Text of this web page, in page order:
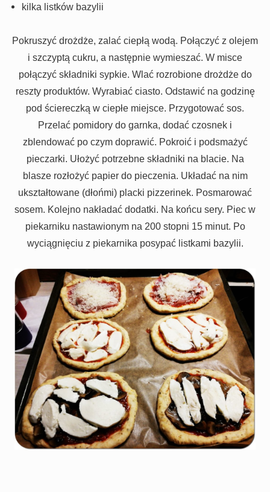
kilka listków bazylii
Pokruszyć drożdże, zalać ciepłą wodą. Połączyć z olejem
i szczyptą cukru, a następnie wymieszać. W misce
połączyć składniki sypkie. Wlać rozrobione drożdże do
reszty produktów. Wyrabiać ciasto. Odstawić na godzinę
pod ściereczką w ciepłe miejsce. Przygotować sos.
Przelać pomidory do garnka, dodać czosnek i
zblendować po czym doprawić. Pokroić i podsmażyć
pieczarki. Ułożyć potrzebne składniki na blacie. Na
blasze rozłożyć papier do pieczenia. Układać na nim
ukształtowane (dłońmi) placki pizzerinek. Posmarować
sosem. Kolejno nakładać dodatki. Na końcu sery. Piec w
piekarniku nastawionym na 200 stopni 15 minut. Po
wyciągnięciu z piekarnika posypać listkami bazylii.